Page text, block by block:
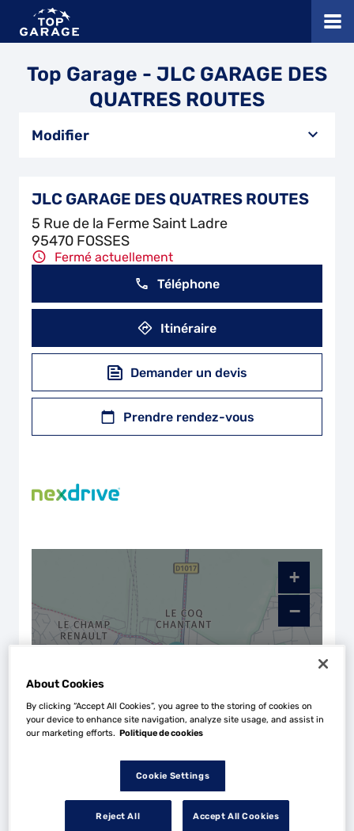
Top Garage - JLC GARAGE DES
QUATRES ROUTES
Modifier
JLC GARAGE DES QUATRES ROUTES
5 Rue de la Ferme Saint Ladre
95470 FOSSES
Fermé actuellement
Téléphone
Itinéraire
Demander un devis
Prendre rendez-vous
Horaires d'ouverture
+
−
Leaflet| Map ©2026
Naviguer
About Cookies
By clicking “Accept All Cookies”, you agree to the storing of cookies on
your device to enhance site navigation, analyze site usage, and assist in
our marketing efforts. Politique de cookies
Cookie Settings
Reject All Accept All Cookies